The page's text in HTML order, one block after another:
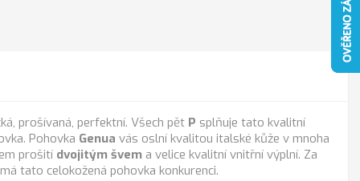
prošívaná, perfektní. Všech pět P splňuje tato kvalitní
Pohovka Genua vás oslní kvalitou italské kůže v mnoha
prošití dvojitým švem a velice kvalitní vnitřní výplní. Za
tato celokožená pohovka konkurenci.